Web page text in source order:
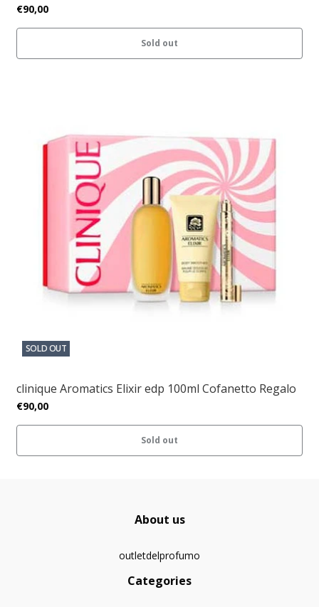
€90,00
Sold out
SOLD OUT
clinique Aromatics Elixir edp 100ml Cofanetto Regalo
€90,00
Sold out
About us
outletdelprofumo
Categories